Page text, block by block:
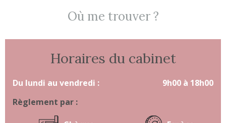
Où me trouver ?
Horaires du cabinet
Du lundi au vendredi :
9h00 à 18h00
Règlement par :